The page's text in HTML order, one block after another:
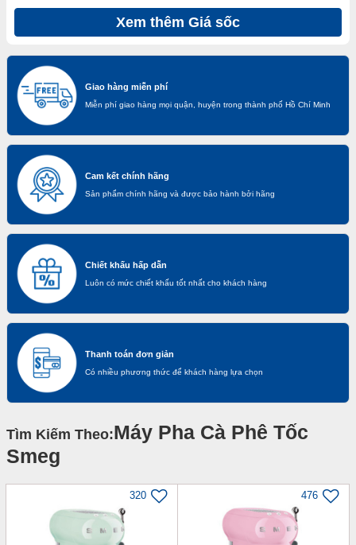
Xem thêm Giá sốc
Giao hàng miễn phí
Miễn phí giao hàng mọi quận, huyện trong thành phố Hồ Chí Minh
Cam kết chính hãng
Sản phẩm chính hãng và được bảo hành bởi hãng
Chiết khấu hấp dẫn
Luôn có mức chiết khấu tốt nhất cho khách hàng
Thanh toán đơn giản
Có nhiều phương thức để khách hàng lựa chọn
Tìm Kiếm Theo:Máy Pha Cà Phê Tốc
Smeg
320 476